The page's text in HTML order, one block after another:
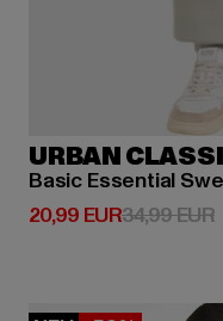
URBAN
Basic Essential
20,99 EUR
Derzeitiger Preis:
34,99 EUR